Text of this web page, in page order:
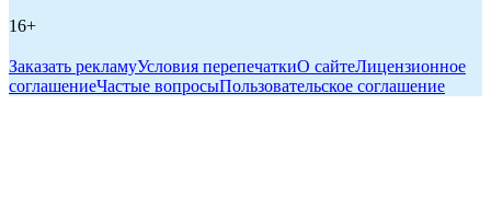
16+
Заказать рекламуУсловия перепечаткиО сайтеЛицензионное
соглашениеЧастые вопросыПользовательское соглашение